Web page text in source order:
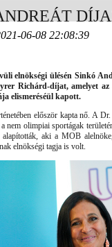
06-08 22:08:39
elnökségi ülésén Sinkó
Richárd-díjat, amelyet
elismeréséül kapott.
először kapta nő. A
nem olimpiai sportágak
aki a MOB
elnökségi tagja is volt.